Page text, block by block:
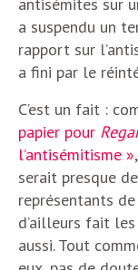
antisémites sur
a suspendu un
rapport sur
a fini par le
C’est un fait :
papier pour
l’antisémitisme »
serait presque
représentants
d’ailleurs fait
aussi. Tout